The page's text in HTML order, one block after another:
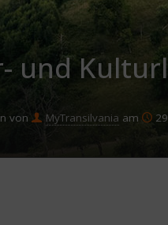
und
von MyTransilvania am